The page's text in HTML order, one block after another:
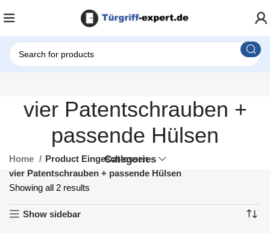
vier Patentschrauben +
passende Hülsen
Categories
Home
Product Eingeschlossen
vier Patentschrauben + passende Hülsen
Showing all 2 results
Show sidebar